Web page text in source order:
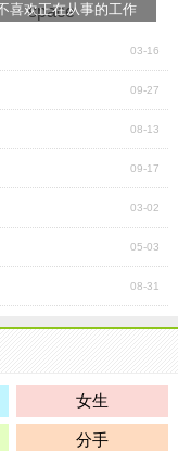
space
喜欢正在从事的工作
03-16
09-27
08-13
09-17
03-02
05-03
08-31
女生
分手